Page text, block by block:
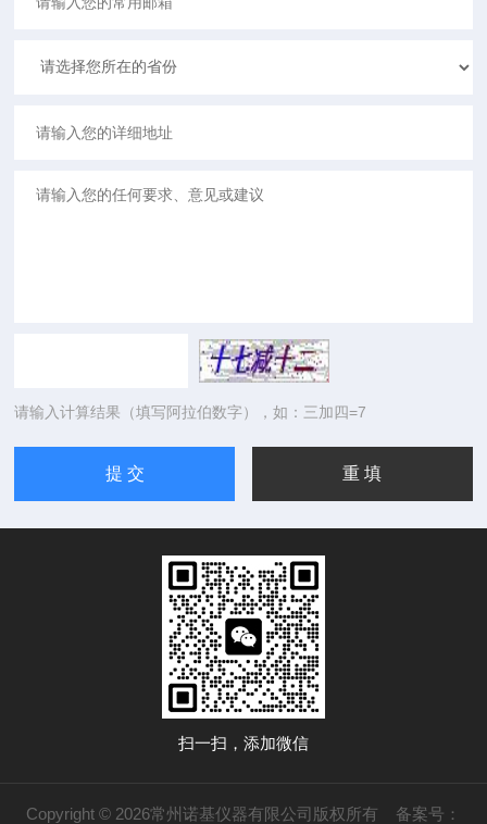
请输入计算结果（填写阿拉伯数字），如：三加四=7
扫一扫，添加微信
Copyright © 2026常州诺基仪器有限公司版权所有 备案号：